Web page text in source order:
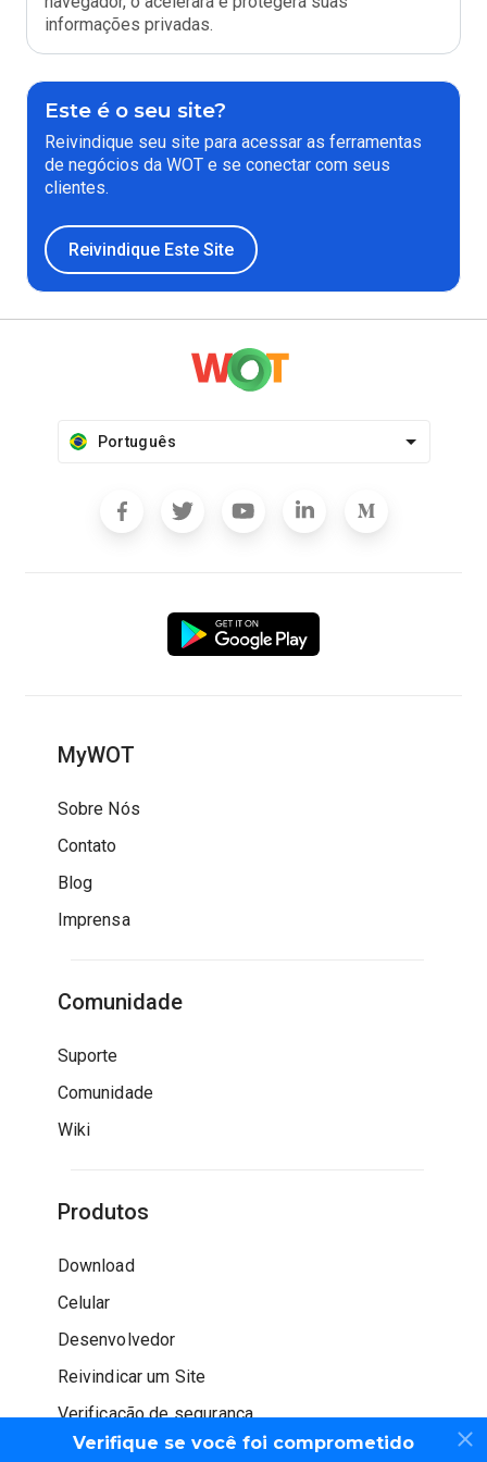
Verifique se você foi comprometido
informações privadas.
Este é o seu site?
Reivindique seu site para acessar as ferramentas
de negócios da WOT e se conectar com seus
clientes.
Reivindique Este Site
Português
MyWOT
Sobre Nós
Contato
Blog
Imprensa
Comunidade
Suporte
Comunidade
Wiki
Produtos
Download
Celular
Desenvolvedor
Reivindicar um Site
Verificação de segurança